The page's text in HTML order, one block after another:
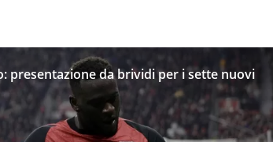
presentazione da brividi per i sette nuovi